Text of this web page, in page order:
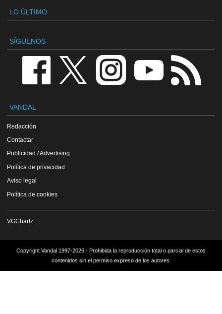
LO ÚLTIMO
SÍGUENOS
VANDAL
Redacción
Contactar
Publicidad / Advertising
Política de privacidad
Aviso legal
Política de cookies
VGChartz
Copyright Vandal 1997-2026 - Prohibida la reproducción total o parcial de estos
contenidos sin el permiso expreso de los autores.